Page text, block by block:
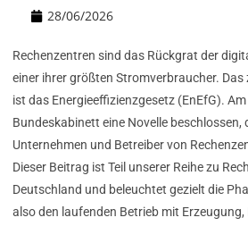
28/06/2026
Rechenzentren sind das Rückgrat der
einer ihrer größten Stromverbraucher.
ist das Energieeffizienzgesetz (EnEfG).
Bundeskabinett eine Novelle beschlossen,
Unternehmen und Betreiber von
Dieser Beitrag ist Teil unserer Reihe zu
Deutschland und beleuchtet gezielt die
also den laufenden Betrieb mit